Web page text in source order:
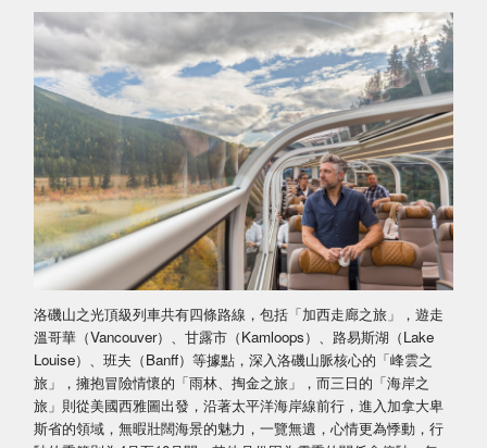
洛磯山之光頂級列車共有四條路線，包括「加西走廊之旅」，遊走
溫哥華（Vancouver）、甘露市（Kamloops）、路易斯湖（Lake
Louise）、班夫（Banff）等據點，深入洛磯山脈核心的「峰雲之
旅」，擁抱冒險情懷的「雨林、掏金之旅」，而三日的「海岸之
旅」則從美國西雅圖出發，沿著太平洋海岸線前行，進入加拿大卑
斯省的領域，無暇壯闊海景的魅力，一覽無遺，心情更為悸動，行